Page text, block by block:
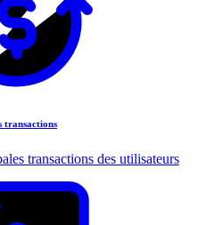
transactions
transactions des utilisateurs